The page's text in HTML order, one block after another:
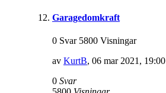
Garagedomkraft
0 Svar 5800 Visningar
av KurtB, 06 mar 2021, 19:00
0 Svar